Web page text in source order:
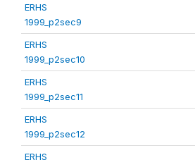
ERHS
1999_p2sec9
ERHS
1999_p2sec10
ERHS
1999_p2sec11
ERHS
1999_p2sec12
ERHS